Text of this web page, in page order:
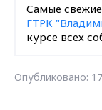
Самые
ГТРК
курсе всех
Опубликовано: